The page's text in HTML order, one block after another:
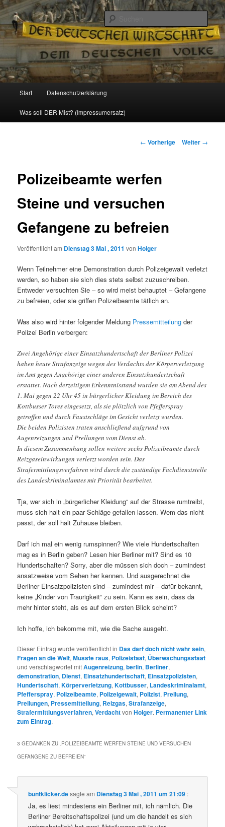
Reizzentrum
Politik, Wirtschaft, Soziales und Gesellschaft
Zum
Inhalt
Start Datenschutzerklärung
Was soll DER Mist? (Impressumersatz)
Beitrags-
← Vorherige Weiter →
Polizeibeamte werfen
Steine und versuchen
Gefangene zu befreien
Veröffentlicht am Dienstag 3 Mai , 2011 vonHolger
Wenn Teilnehmer eine Demonstration durch Polizeigewalt verletzt
werden, so haben sie sich dies stets selbst zuzuschreiben.
Entweder versuchten Sie – so wird meist behauptet – Gefangene
zu befreien, oder sie griffen Polizeibeamte tätlich an.
Was also wird hinter folgender Meldung Pressemitteilung der
Polizei Berlin verbergen:
Zwei Angehörige einer Einsatzhundertschaft der Berliner Polizei
haben heute Strafanzeige wegen des Verdachts der Körperverletzung
im Amt gegen Angehörige einer anderen Einsatzhundertschaft
erstattet. Nach derzeitigem Erkenntnisstand wurden sie am Abend des
1. Mai gegen 22 Uhr 45 in bürgerlicher Kleidung im Bereich des
Kottbusser Tores eingesetzt, als sie plötzlich von Pfefferspray
getroffen und durch Faustschläge im Gesicht verletzt wurden.
Die beiden Polizisten traten anschließend aufgrund von
Augenreizungen und Prellungen vom Dienst ab.
In diesem Zusammenhang sollen weitere sechs Polizeibeamte durch
Reizgaseinwirkungen verletzt worden sein. Das
Strafermittlungsverfahren wird durch die zuständige Fachdienststelle
des Landeskriminalamtes mit Priorität bearbeitet.
Tja, wer sich in „bürgerlicher Kleidung“ auf der Strasse rumtreibt,
muss sich halt ein paar Schläge gefallen lassen. Wem das nicht
passt, der soll halt Zuhause bleiben.
Darf ich mal ein wenig rumspinnen? Wie viele Hundertschaften
mag es in Berlin geben? Lesen hier Berliner mit? Sind es 10
Hundertschaften? Sorry, aber die müssen sich doch – zumindest
ansatzweise vom Sehen her kennen. Und ausgerechnet die
Berliner Einsatzpolizisten sind – zumindest mir – dafür bekannt,
keine „Kinder von Traurigkeit“ zu sein. Kann es sein, dass da
mehr hinter steht, als es auf dem ersten Blick scheint?
Ich hoffe, ich bekomme mit, wie die Sache ausgeht.
Dieser Eintrag wurde veröffentlicht in Das darf doch nicht wahr sein,
Fragen an die Welt,Musste raus, Polizeistaat, Überwachungsstaat
und verschlagwortet mitAugenreizung,berlin, Berliner,
demonstration, Dienst, Einsatzhundertschaft, Einsatzpolizisten,
Hundertschaft,Körperverletzung,Kottbusser, Landeskriminalamt,
Pfefferspray, Polizeibeamte, Polizeigewalt, Polizist, Prellung,
Prellungen, Pressemitteilung, Reizgas,Strafanzeige,
Strafermittlungsverfahren,VerdachtvonHolger. Permanenter Link
zum Eintrag.
3 GEDANKEN ZU „ POLIZEIBEAMTE WERFEN STEINE UND VERSUCHEN
GEFANGENE ZU BEFREIEN“
buntklicker.desagte am Dienstag 3 Mai , 2011 um 21:09 :
Ja, es liest mindestens ein Berliner mit, ich nämlich. Die
Berliner Bereitschaftspolizei (und um die handelt es sich